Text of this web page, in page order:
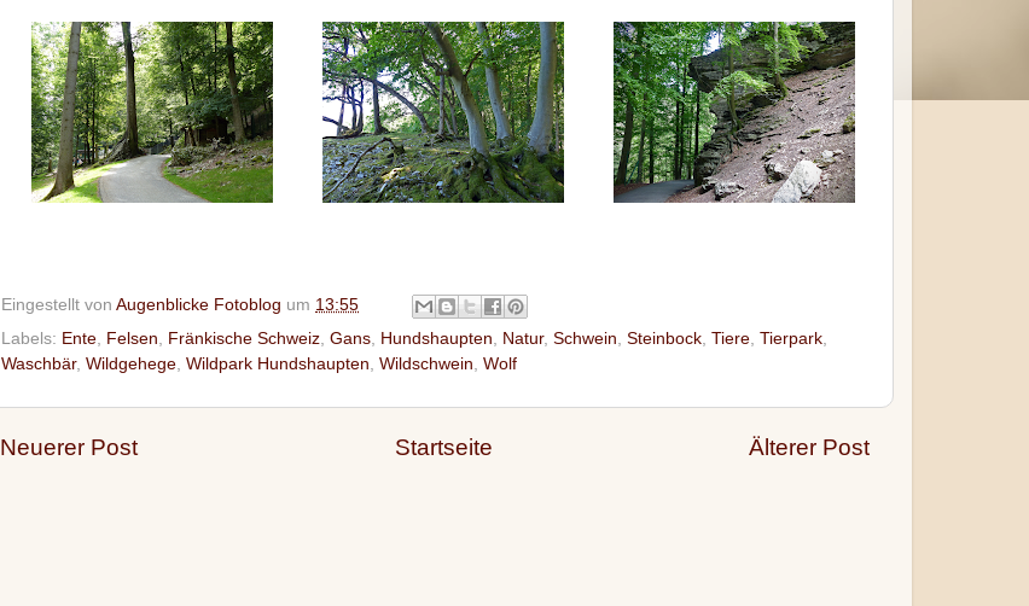
Eingestellt von Augenblicke Fotoblog um 13:55
Labels: Ente Felsen Fränkische Schweiz Gans Hundshaupten Natur, Schwein Steinbock Tiere Tierpark
Waschbär, Wildgehege Wildpark Hundshaupten Wildschwein Wolf
Neuerer Post Älterer Post
Startseite